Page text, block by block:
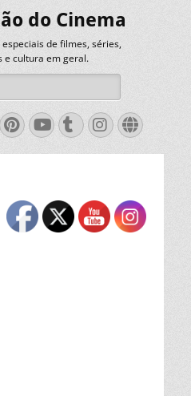
do Cinema
de filmes, séries,
e cultura em geral.
Pinterest
YouTube
Tumblr